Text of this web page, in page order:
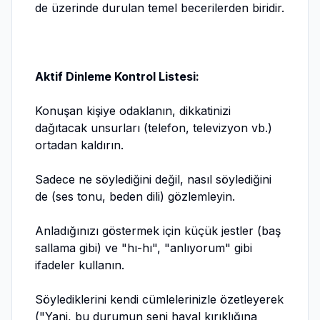
de üzerinde durulan temel becerilerden biridir.
Aktif Dinleme Kontrol Listesi:
Konuşan kişiye odaklanın, dikkatinizi
dağıtacak unsurları (telefon, televizyon vb.)
ortadan kaldırın.
Sadece ne söylediğini değil, nasıl söylediğini
de (ses tonu, beden dili) gözlemleyin.
Anladığınızı göstermek için küçük jestler (baş
sallama gibi) ve "hı-hı", "anlıyorum" gibi
ifadeler kullanın.
Söylediklerini kendi cümlelerinizle özetleyerek
("Yani, bu durumun seni hayal kırıklığına